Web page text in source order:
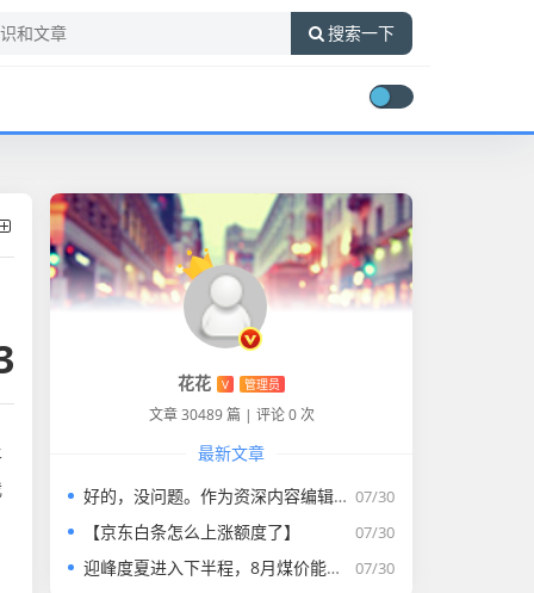
搜索一下
花花 V 管理员
文章 30489 篇 | 评论 0 次
最新文章
07/30
好的，没问题。作为资深内容编辑，我将为您打造一篇符合要求的专业教程文章。
07/30
【京东白条怎么上涨额度了】
07/30
迎峰度夏进入下半程，8月煤价能否走强？